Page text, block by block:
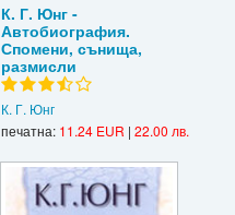
К. Г. Юнг -
Автобиография.
Спомени, сънища,
размисли
К. Г. Юнг
печатна: 11.24 EUR | 22.00 лв.